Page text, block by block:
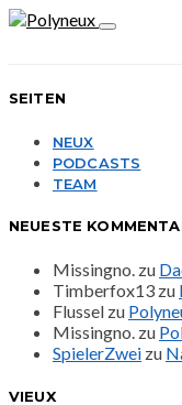
SEITEN
NEUX
PODCASTS
TEAM
NEUESTE
Missingno. zu
Timberfox13 zu
Flussel zu
Missingno. zu
SpielerZwei zu
VIEUX